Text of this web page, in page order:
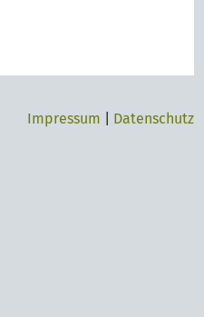
Impressum Datenschutz